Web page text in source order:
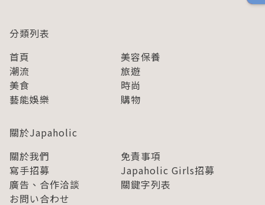
分類列表
首頁
美容保養
潮流
旅遊
美食
時尚
藝能娛樂
購物
關於Japaholic
關於我們
免責事項
寫手招募
Japaholic Girls招募
廣告、合作洽談
關鍵字列表
お問い合わせ